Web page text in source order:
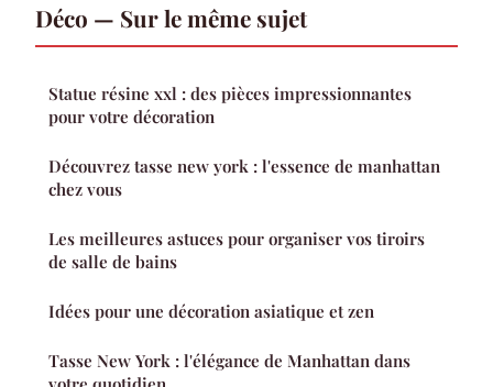
Déco — Sur le même sujet
Statue résine xxl : des pièces impressionnantes
pour votre décoration
Découvrez tasse new york : l'essence de manhattan
chez vous
Les meilleures astuces pour organiser vos tiroirs
de salle de bains
Idées pour une décoration asiatique et zen
Tasse New York : l'élégance de Manhattan dans